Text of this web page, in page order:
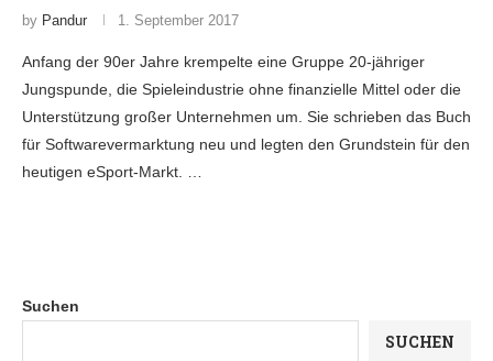
by Pandur 1. September 2017
Anfang der 90er Jahre krempelte eine Gruppe 20-jähriger
Jungspunde, die Spieleindustrie ohne finanzielle Mittel oder die
Unterstützung großer Unternehmen um. Sie schrieben das Buch
für Softwarevermarktung neu und legten den Grundstein für den
heutigen eSport-Markt. …
Suchen
SUCHEN